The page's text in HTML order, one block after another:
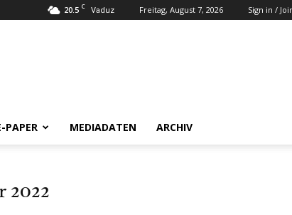
20.5 C Vaduz Freitag, August 7, 2026 Sign in /
PAPER MEDIADATEN ARCHIV